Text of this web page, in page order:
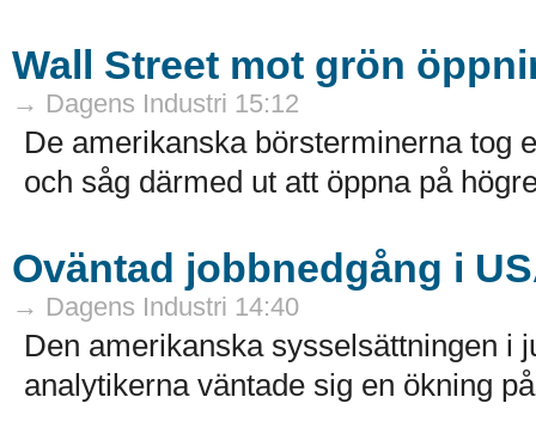
Wall Street mot grön
→ Dagens Industri 15:12
De amerikanska börsterminerna tog
och såg därmed ut att öppna på
Oväntad jobbnedgång i
→ Dagens Industri 14:40
Den amerikanska sysselsättningen i
analytikerna väntade sig en ökning